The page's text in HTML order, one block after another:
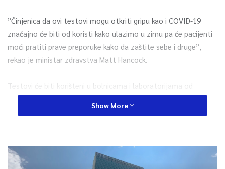
”Činjenica da ovi testovi mogu otkriti gripu kao i COVID-19
značajno će biti od koristi kako ulazimo u zimu pa će pacijenti
moći pratiti prave preporuke kako da zaštite sebe i druge”,
rekao je ministar zdravstva Matt Hancock.
Testovi će biti korišteni u bolnicama i laboratorijama od
sljedeće sedmice, a premijer zemlje Boris Johnson kazao je
kako želi 500.000 testova dnevno do oktobra, prije sezone
U pojednim dijelovima zemlje su uvedene dodatne mjere na
sprečavanju širenja zaraze i sprečavanju ljudi da dolaze u
Show More